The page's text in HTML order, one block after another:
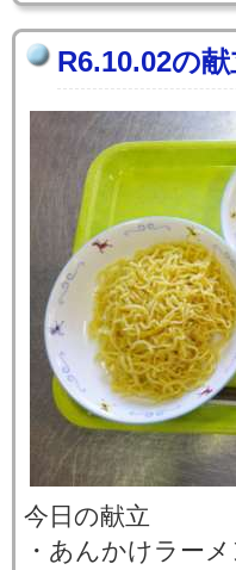
R6.10.02の
今日の献立
・あんかけラー